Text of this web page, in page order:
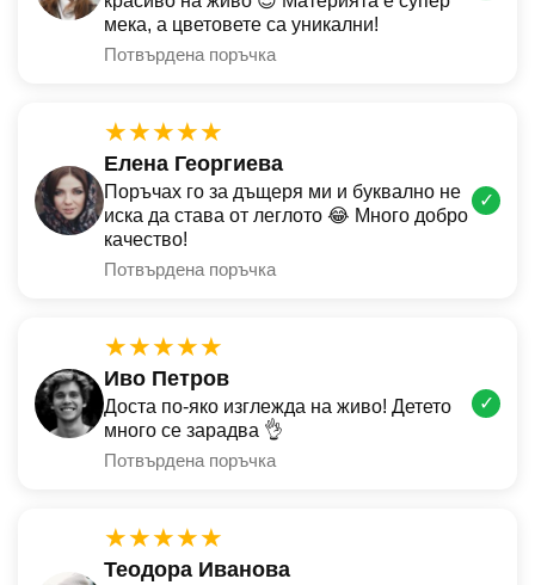
мека, а цветовете са уникални!
Потвърдена поръчка
★★★★★
Елена Георгиева
Поръчах го за дъщеря ми и буквално не
иска да става от леглото 😂 Много добро
качество!
Потвърдена поръчка
✓
★★★★★
Иво Петров
Доста по-яко изглежда на живо! Детето
много се зарадва 👌
Потвърдена поръчка
✓
★★★★★
Теодора Иванова